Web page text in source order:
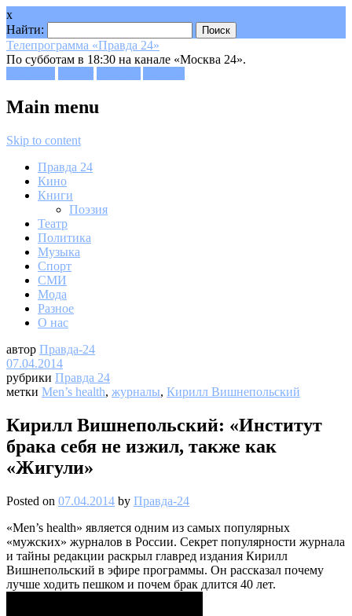
x
Найти:
Телепрограмма «Правда 24»
По субботам в 18:30 на канале «Москва 24».
Main menu
Skip to content
Правда 24
Кино
Книги
Поэзия
Театр
Политика
Музыка
Спорт
СМИ
Мода
Разное
О нас
автор Правда-24
07.04.2014
рубрики Правда 24
метки Men’s health, журналы, Кирилл Вишнепольский
Кирилл Вишнепольский: «Институт
брака себя не изжил, также как
«Жигули»
Posted on 07.04.2014 by Правда-24
«Men’s health» является одним из самых популярных
«мужских» журналов в России. Секрет популярности журнала
и тайны редакции раскрыл главред издания Кирилл
Вишнепольский в эфире программы. Он рассказал почему
лучше ходить пешком и почем брак длится 40 лет.